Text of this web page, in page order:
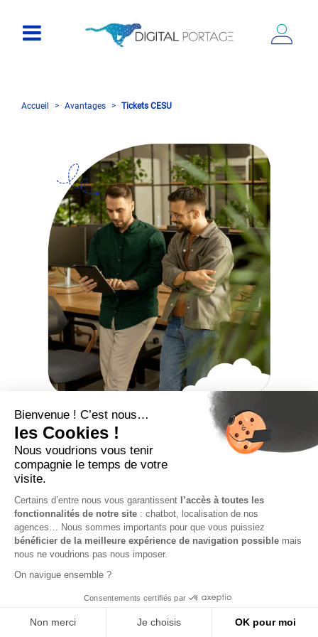
Accueil Avantages Tickets CESU
Tickets CESU :
Simplifiez votre
quotidien
À Digital Portage, votre bien-être quotidien est notre
priorité. C'est pourquoi nous vous offrons l'accès aux
pour des services à domicile variés, comme le